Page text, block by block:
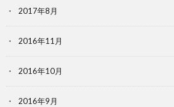
2017年8月
2016年11月
2016年10月
2016年9月